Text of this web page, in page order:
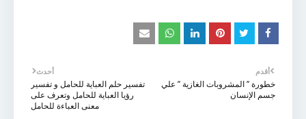
أحدث
تفسير حلم العباية للحامل و تفسير
رؤيا العباية للحامل وتعرف على
معنى العباءة للحامل
أقدم
خطورة ’’ المشروبات الغازية ’’ علي
جسم الإنسان